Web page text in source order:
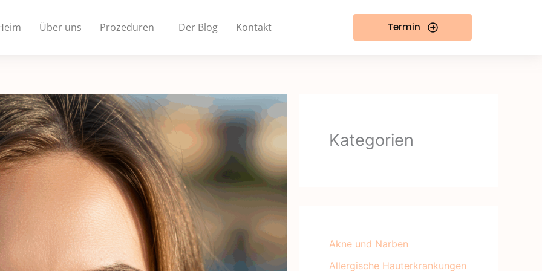
Über uns Prozeduren Der Blog Kontakt Termin
Kategorien
Akne und Narben
Allergische Hauterkrankungen